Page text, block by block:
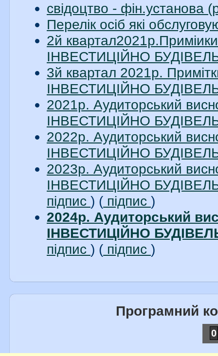
свідоцтво -
Перелік осіб які
2й
ІНВЕСТИЦІЙНО
3й квартал 2021р.
ІНВЕСТИЦІЙНО
2021р. Аудиторський
ІНВЕСТИЦІЙНО
2022р. Аудиторський
ІНВЕСТИЦІЙНО
2023р. Аудиторський
ІНВЕСТИЦІЙНО
підпис ) ( підпис )
2024р. Аудиторський
ІНВЕСТИЦІЙНО
підпис ) ( підпис )
Програмний
0